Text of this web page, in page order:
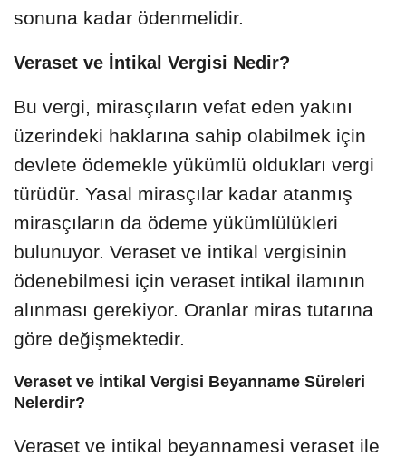
sonuna kadar ödenmelidir.
Veraset ve İntikal Vergisi Nedir?
Bu vergi, mirasçıların vefat eden yakını
üzerindeki haklarına sahip olabilmek için
devlete ödemekle yükümlü oldukları vergi
türüdür. Yasal mirasçılar kadar atanmış
mirasçıların da ödeme yükümlülükleri
bulunuyor. Veraset ve intikal vergisinin
ödenebilmesi için veraset intikal ilamının
alınması gerekiyor. Oranlar miras tutarına
göre değişmektedir.
Veraset ve İntikal Vergisi Beyanname Süreleri
Nelerdir?
Veraset ve intikal beyannamesi veraset ile